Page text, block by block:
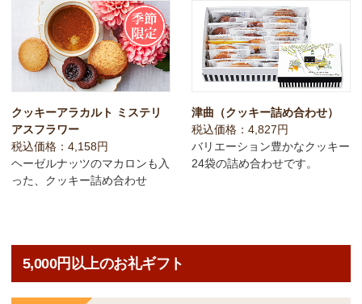
クッキーアラカルト ミステリ
アスフラワー
税込価格：4,158円
ヘーゼルナッツのマカロンも入
った、クッキー詰め合わせ
津曲（クッキー詰め合わせ）
税込価格：4,827円
バリエーション豊かなクッキー
24袋の詰め合わせです。
5,000円以上のお礼ギフト